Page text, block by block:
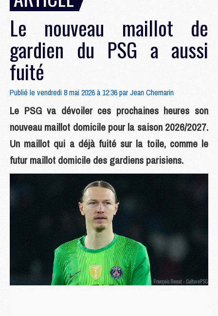
Le nouveau maillot de
gardien du PSG a aussi
fuité
Publié le vendredi 8 mai 2026 à 12:36 parJean Chemarin
Le PSG va dévoiler ces prochaines heures son
nouveau maillot domicile pour la saison 2026/2027.
Un maillot qui a déjà fuité sur la toile, comme le
futur maillot domicile des gardiens parisiens.